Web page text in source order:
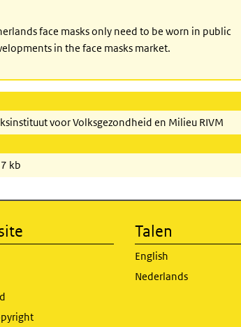
face masks only need to be worn in public
in the face masks market.
voor Volksgezondheid en Milieu RIVM
kb
Talen
English
Nederlands